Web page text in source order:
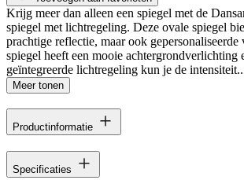
Krijg meer dan alleen een spiegel met de
spiegel met lichtregeling. Deze ovale spiegel
prachtige reflectie, maar ook
spiegel heeft een mooie achtergrondverlichting
geïntegreerde lichtregeling kun je de
Meer tonen
Productinformatie
Specificaties